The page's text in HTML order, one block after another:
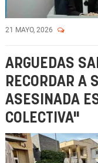
21 MAYO, 2026
ARGUEDAS
RECORDAR A
ASESINADA
COLECTIVA"